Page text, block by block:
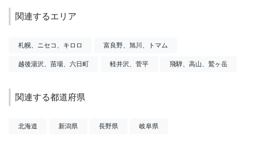
関連するエリア
札幌、ニセコ、キロロ 富良野、旭川、トマム
越後湯沢、苗場、六日町 軽井沢、菅平 飛騨、高山、鷲ヶ岳
関連する都道府県
北海道 新潟県 長野県 岐阜県